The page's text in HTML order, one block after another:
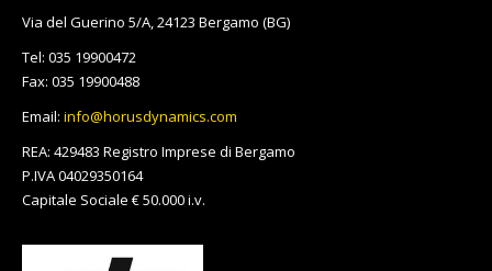
in
window
in
window
in
window
in
window
in
in
in
in
Via del Guerino 5/A, 24123 Bergamo (BG)
Tel: 035 19900472
Fax: 035 19900488
Email: info@horusdynamics.com
REA: 429483 Registro Imprese di Bergamo
P.IVA 04029350164
Capitale Sociale € 50.000 i.v.